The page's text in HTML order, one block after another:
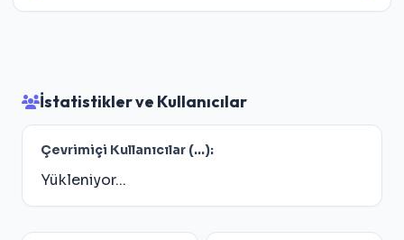
İstatistikler ve Kullanıcılar
Çevrimiçi Kullanıcılar (...):
Yükleniyor...